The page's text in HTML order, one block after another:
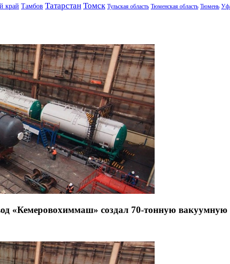
край Тамбов Татарстан Томск Тульская область Тюменская область Тюмень
«Кемеровохиммаш» создал 70-тонную